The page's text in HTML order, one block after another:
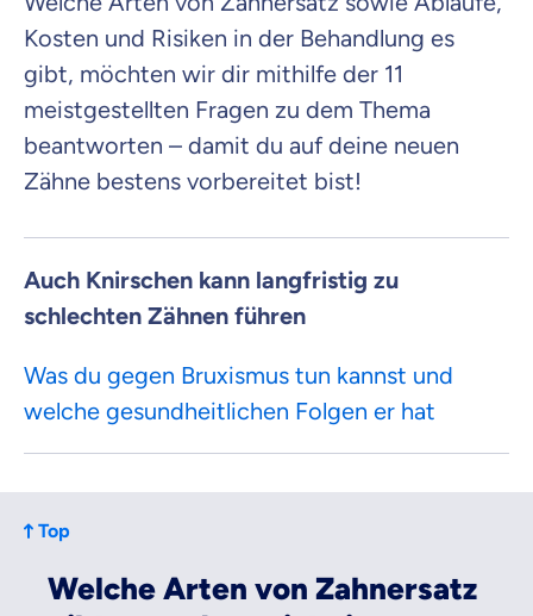
Kosten und Risiken in der Behandlung es
gibt, möchten wir dir mithilfe der 11
meistgestellten Fragen zu dem Thema
beantworten – damit du auf deine neuen
Zähne bestens vorbereitet bist!
Auch Knirschen kann langfristig zu
schlechten Zähnen führen
Was du gegen Bruxismus tun kannst und
welche gesundheitlichen Folgen er hat
Top
Welche Arten von Zahnersatz